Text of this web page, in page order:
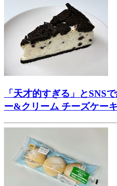
「天才的すぎる」とSNS
ー&クリーム チーズケー